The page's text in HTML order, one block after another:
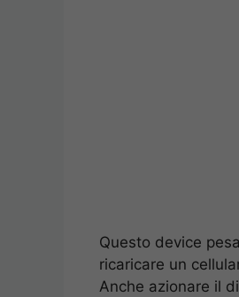
Questo device
ricaricare un
Anche azionare il